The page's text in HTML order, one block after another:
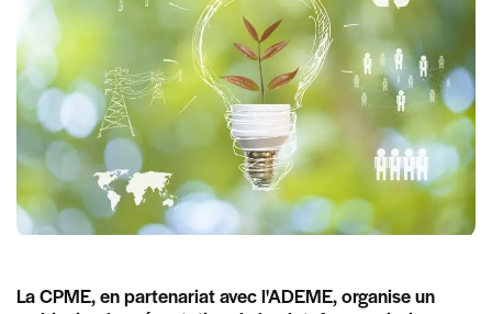
La CPME, en partenariat avec l'ADEME, organise un